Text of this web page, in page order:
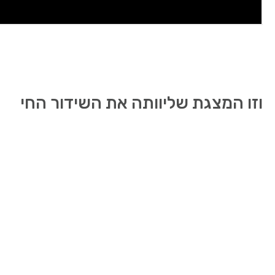
וזו המצגת שליוותה את השידור החי